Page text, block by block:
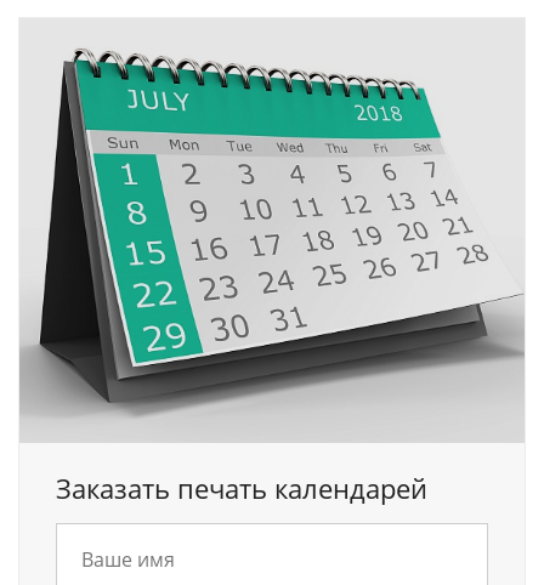
Заказать печать календарей